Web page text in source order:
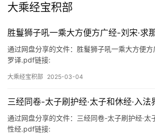
大乘经宝积部
胜鬘狮子吼一乘大方便方广经-刘宋·求
通过网盘分享的文件：胜鬘狮子吼一乘大方便方
罗译.pdf链接:
大乘经宝积部 2025-03-04
三经同卷-太子刷护经·太子和休经·入法
通过网盘分享的文件：三经同卷-太子刷护经·太
性经.pdf链接: